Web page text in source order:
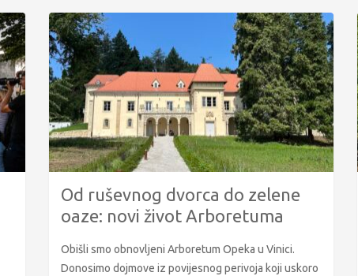
Od ruševnog dvorca do zelene
oaze: novi život Arboretuma
Obišli smo obnovljeni Arboretum Opeka u Vinici.
Donosimo dojmove iz povijesnog perivoja koji uskoro